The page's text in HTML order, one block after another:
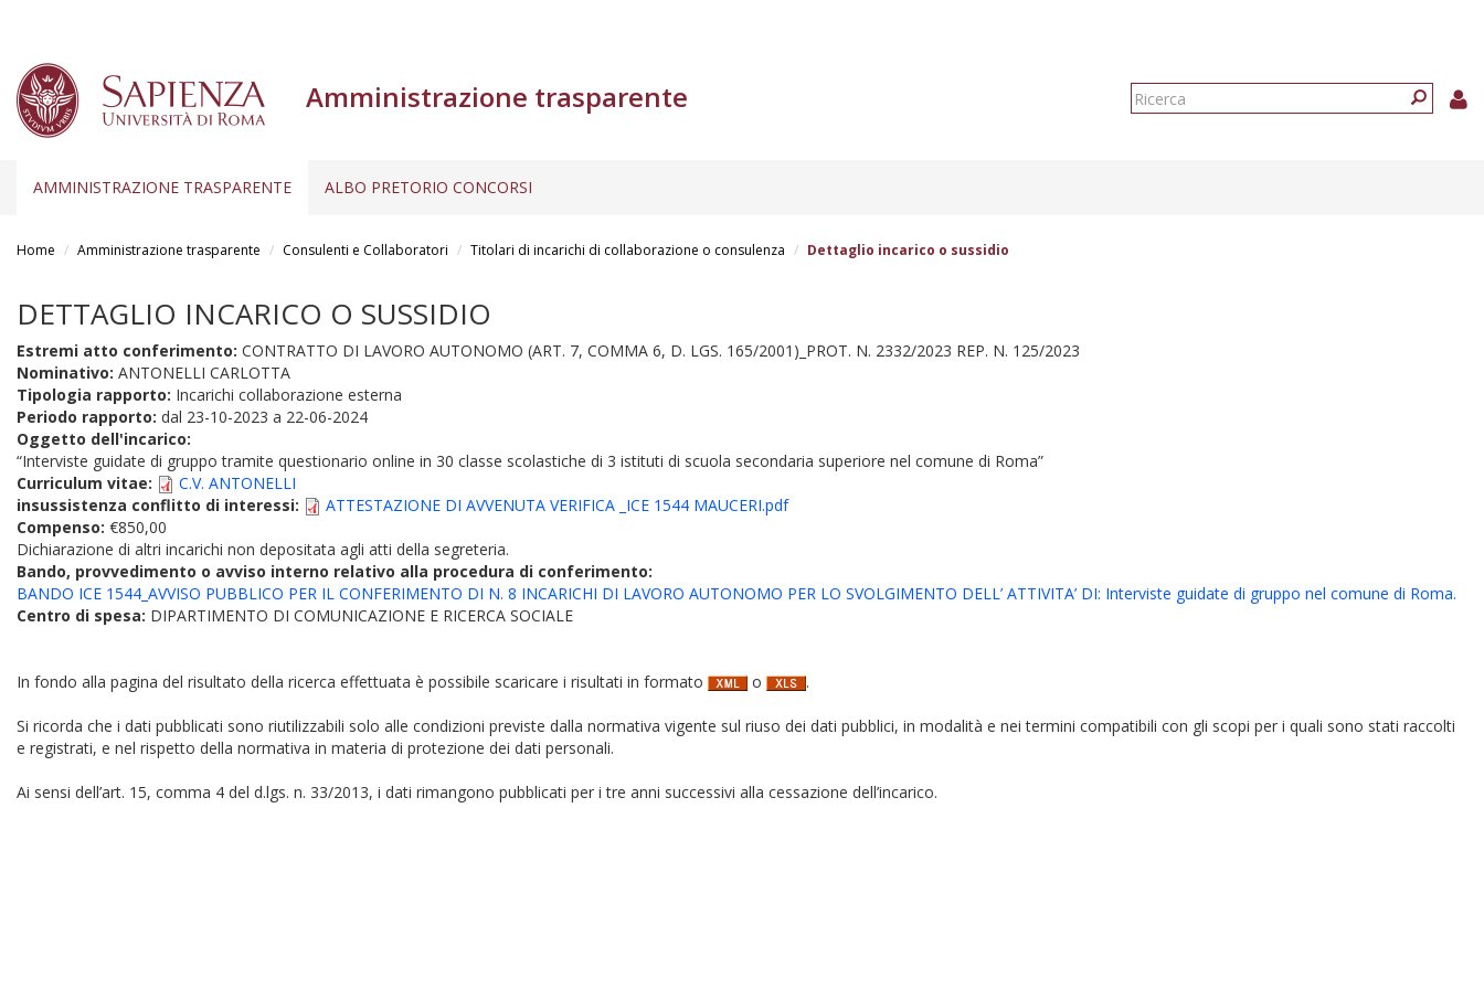
Amministrazione trasparente
Form
AMMINISTRAZIONE TRASPARENTE ALBO PRETORIO CONCORSI
Home Amministrazione trasparente Consulenti e Collaboratori Titolari di incarichi di collaborazione o consulenza Dettaglio incarico o sussidio
DETTAGLIO INCARICO O SUSSIDIO
Estremi atto conferimento: CONTRATTO DI LAVORO AUTONOMO (ART. 7, COMMA 6, D. LGS. 165/2001)_PROT. N. 2332/2023 REP. N. 125/2023
Nominativo: ANTONELLI CARLOTTA
Tipologia rapporto: Incarichi collaborazione esterna
Periodo rapporto: dal 23-10-2023 a 22-06-2024
Oggetto dell'incarico:
“Interviste guidate di gruppo tramite questionario online in 30 classe scolastiche di 3 istituti di scuola secondaria superiore nel comune di Roma”
Curriculum vitae:
C.V. ANTONELLI
insussistenza conflitto di interessi:
ATTESTAZIONE DI AVVENUTA VERIFICA _ICE 1544 MAUCERI.pdf
Compenso: €850,00
Dichiarazione di altri incarichi non depositata agli atti della segreteria.
Bando, provvedimento o avviso interno relativo alla procedura di conferimento:
BANDO ICE 1544_AVVISO PUBBLICO PER IL CONFERIMENTO DI N. 8 INCARICHI DI LAVORO AUTONOMO PER LO SVOLGIMENTO DELL’ ATTIVITA’ DI: Interviste guidate di gruppo nel comune di Roma.
Centro di spesa: DIPARTIMENTO DI COMUNICAZIONE E RICERCA SOCIALE
In fondo alla pagina del risultato della ricerca effettuata è possibile scaricare i risultati in formato o .
Si ricorda che i dati pubblicati sono riutilizzabili solo alle condizioni previste dalla normativa vigente sul riuso dei dati pubblici, in modalità e nei termini compatibili con gli scopi per i quali sono stati raccolti
e registrati, e nel rispetto della normativa in materia di protezione dei dati personali.
Ai sensi dell’art. 15, comma 4 del d.lgs. n. 33/2013, i dati rimangono pubblicati per i tre anni successivi alla cessazione dell’incarico.